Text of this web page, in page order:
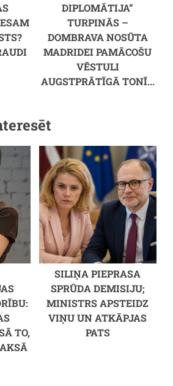
DIPLOMĀTIJA”
TURPINĀS –
DOMBRAVA NOSŪTA
MADRIDEI PAMĀCOŠU
VĒSTULI
AUGSTPRĀTĪGĀ TONĪ...
TO,
SILIŅA PIEPRASA
SPRŪDA DEMISIJU;
MINISTRS APSTEIDZ
VIŅU UN ATKĀPJAS
PATS